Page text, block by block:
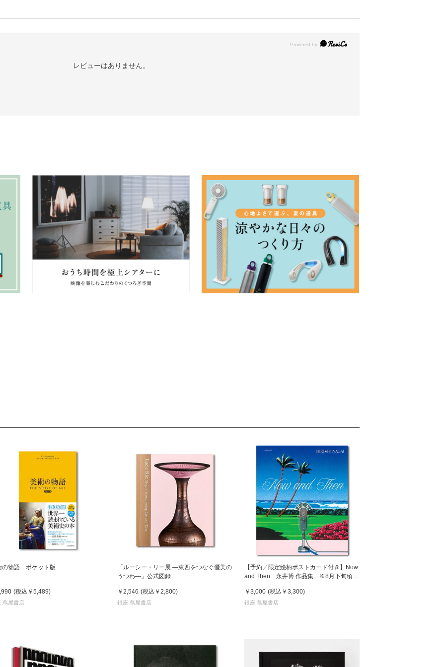
レビューはありません。
の物語 ポケット版
(税込 ￥5,489)
蔦屋書店
「ルーシー・リー展 ―東西をつなぐ優美の
うつわ―」公式図録
￥2,546 (税込 ￥2,800)
銀座 蔦屋書店
【予約／限定絵柄ポストカード付き】Now
and Then 永井博 作品集 ※8月下旬頃の
￥3,000 (税込 ￥3,300)
銀座 蔦屋書店